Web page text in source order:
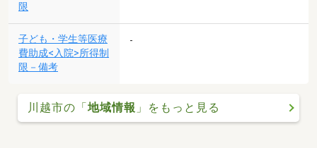
限
子ども・学生等医療
費助成<入院>所得制
限－備考
-
川越市の「地域情報 」をもっと見る